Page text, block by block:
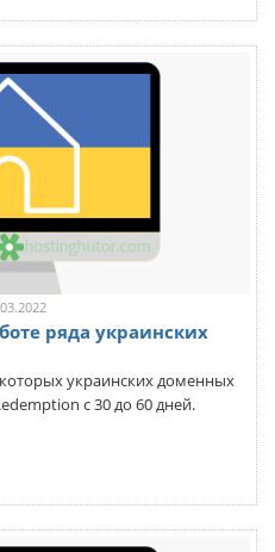
ряда украинских
украинских доменных
с 30 до 60 дней.